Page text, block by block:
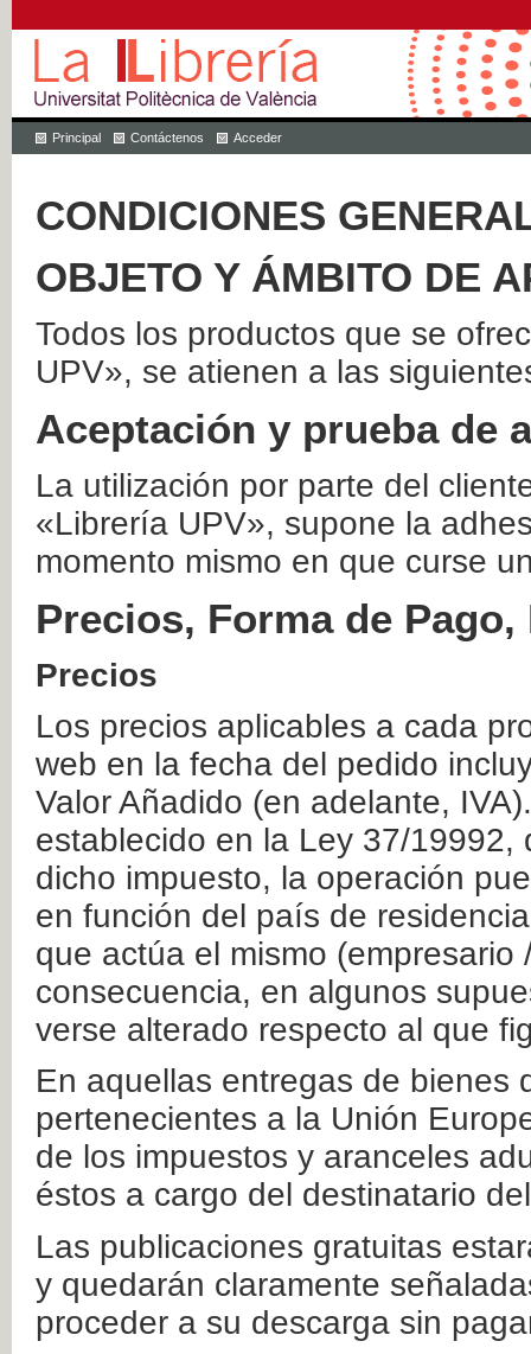
Principal Contáctenos Acceder
CONDICIONES
OBJETO Y ÁMBITO DE
Todos los productos que se
UPV», se atienen a las
Aceptación y prueba de
La utilización por parte del
«Librería UPV», supone la
momento mismo en que curse
Precios, Forma de
Precios
Los precios aplicables a cada
web en la fecha del pedido
Valor Añadido (en adelante,
establecido en la Ley 37/
dicho impuesto, la operación
en función del país de
que actúa el mismo
consecuencia, en algunos
verse alterado respecto al que
En aquellas entregas de bienes
pertenecientes a la Unión
de los impuestos y aranceles
éstos a cargo del destinatario
Las publicaciones gratuitas
y quedarán claramente
proceder a su descarga sin